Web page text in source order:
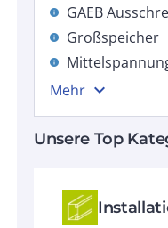
info GAEB
info Großspeicher
info
Mehr expand_more
Unsere Top